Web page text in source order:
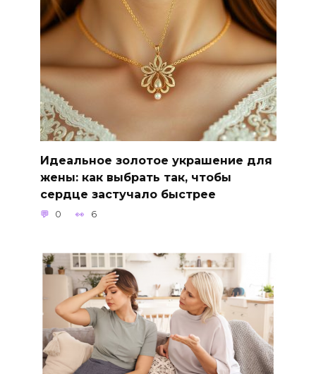
Идеальное золотое украшение для
жены: как выбрать так, чтобы
сердце застучало быстрее
0 6